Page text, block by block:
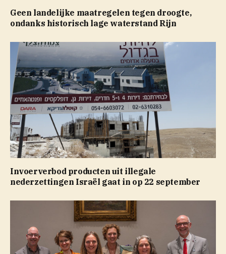
Geen landelijke maatregelen tegen droogte,
ondanks historisch lage waterstand Rijn
Invoerverbod producten uit illegale
nederzettingen Israël gaat in op 22 september